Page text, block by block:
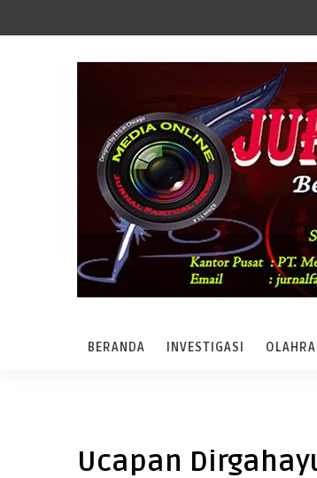
BERANDA INVESTIGASI
Ucapan